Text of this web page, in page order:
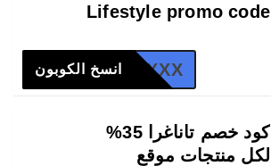
Lifestyle promo code
XXX انسخ الكوبون
كود خصم تاناغرا 35%
لكل منتجات موقع